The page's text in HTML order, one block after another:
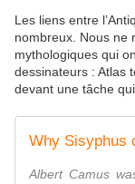
Les liens entre
nombreux. Nous ne
mythologiques qui
dessinateurs : Atlas
devant une tâche qui
Albert Camus